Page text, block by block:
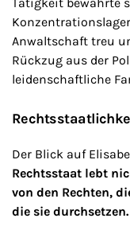
Anwaltschaft treu
Rückzug aus der
leidenschaftliche
Der Blick auf
Rechtsstaat lebt
von den Rechten,
die sie durchsetzen.